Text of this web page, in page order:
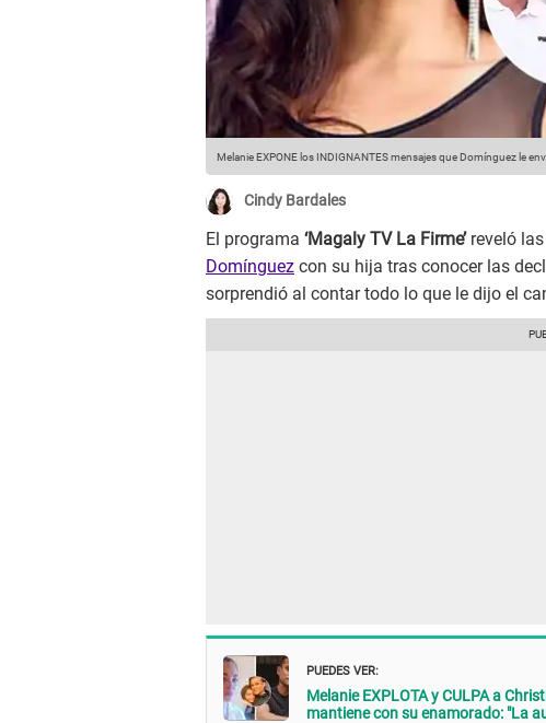
Melanie EXPONE los INDIGNANTES mensajes que Domínguez le
Cindy Bardales
El programa ‘Magaly TV La Firme’reveló
Domínguez con su hija tras conocer las
sorprendió al contar todo lo que le dijo el
PUEDES VER:
Melanie EXPLOTA y CULPA a
mantiene con su enamorado: "La